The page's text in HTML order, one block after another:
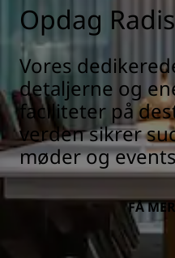
Opdag
Vores
detaljerne og
faciliteter på
verden sikrer
møder og
FÅ